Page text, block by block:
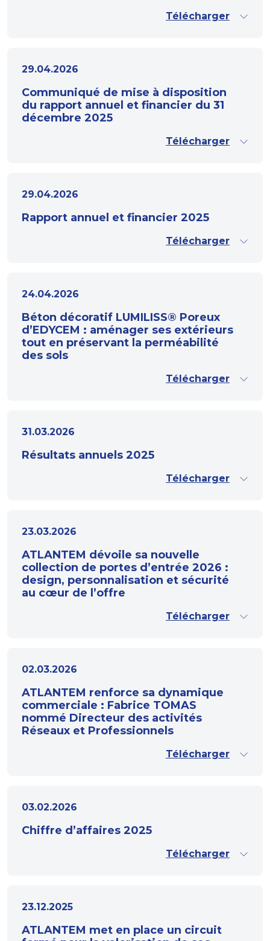
Télécharger
29.04.2026
Communiqué de mise à disposition
du rapport annuel et financier du 31
décembre 2025
Télécharger
29.04.2026
Rapport annuel et financier 2025
Télécharger
24.04.2026
Béton décoratif LUMILISS® Poreux
d’EDYCEM : aménager ses extérieurs
tout en préservant la perméabilité
des sols
Télécharger
31.03.2026
Résultats annuels 2025
Télécharger
23.03.2026
ATLANTEM dévoile sa nouvelle
collection de portes d’entrée 2026 :
design, personnalisation et sécurité
au cœur de l’offre
Télécharger
02.03.2026
ATLANTEM renforce sa dynamique
commerciale : Fabrice TOMAS
nommé Directeur des activités
Réseaux et Professionnels
Télécharger
03.02.2026
Chiffre d’affaires 2025
Télécharger
23.12.2025
ATLANTEM met en place un circuit